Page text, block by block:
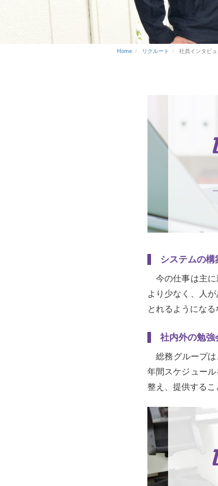
Home リクルート 社員インタビュ
システムの
今の仕事は主に
より少なく、人
とれるようにな
社内外の勉強
総務グループは
年間スケジュー
整え、提供するこ